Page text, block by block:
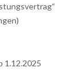
1.12.2025